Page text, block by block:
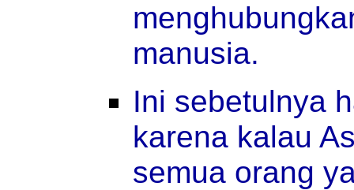
manusia.
Ini sebetulnya
karena kalau
semua orang